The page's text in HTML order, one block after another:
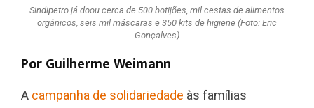
Sindipetro já doou cerca de 500 botijões, mil cestas de alimentos
orgânicos, seis mil máscaras e 350 kits de higiene (Foto: Eric
Gonçalves)
Por Guilherme Weimann
A campanha de solidariedade às famílias